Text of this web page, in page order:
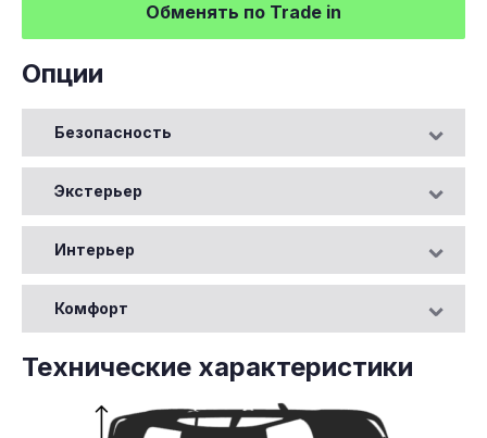
Обменять по Trade in
Опции
Безопасность
Экстерьер
Интерьер
Комфорт
Технические характеристики